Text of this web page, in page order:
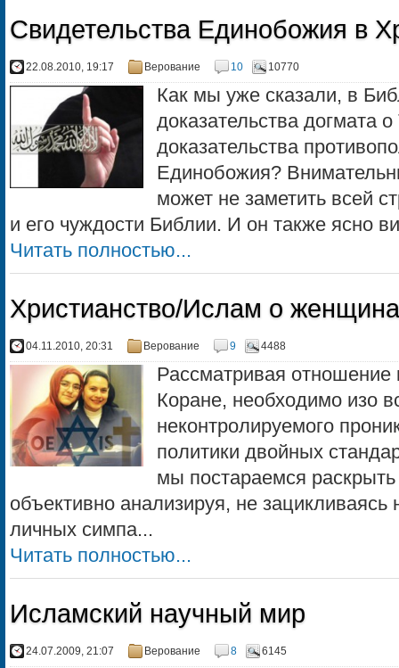
Свидетельства Единобожия в
22.08.2010, 19:17 Верование 10 10770
Как мы уже сказали, в
доказательства догмата
доказательства
Единобожия?
может не заметить всей
и его чуждости Библии. И он также ясно
Читать полностью...
Христианство/Ислам о
04.11.2010, 20:31 Верование 9 4488
Рассматривая
Коране, необходимо изо
неконтролируемого
политики двойных
мы постараемся
объективно анализируя, не
личных симпа...
Читать полностью...
Исламский научный мир
24.07.2009, 21:07 Верование 8 6145